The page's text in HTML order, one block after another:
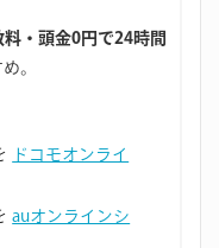
料・頭金0円で24時間
。
ドコモオンライ
auオンラインシ